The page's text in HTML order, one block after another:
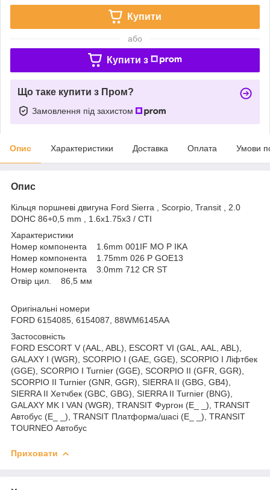
Купити
або
Купити з
Що таке купити з Пром?
Замовлення під захистом
Опис Характеристики Доставка Оплата Умови
Опис
Кільця поршневі двигуна Ford Sierra , Scorpio, Transit , 2.0
DOHC 86+0,5 mm , 1.6х1.75х3 / CTI
Характеристики
Номер компонента 1.6mm 001IF MO P IKA
Номер компонента 1.75mm 026 P GOE13
Номер компонента 3.0mm 712 CR ST
Отвір цил. 86,5 мм
Оригінальні номери
FORD 6154085, 6154087, 88WM6145AA
Застосовність
FORD ESCORT V (AAL, ABL), ESCORT VI (GAL, AAL, ABL),
GALAXY I (WGR), SCORPIO I (GAE, GGE), SCORPIO I Ліфтбек
(GGE), SCORPIO I Turnier (GGE), SCORPIO II (GFR, GGR),
SCORPIO II Turnier (GNR, GGR), SIERRA II (GBG, GB4),
SIERRA II Хетчбек (GBC, GBG), SIERRA II Turnier (BNG),
GALAXY MK I VAN (WGR), TRANSIT Фургон (E_ _), TRANSIT
Автобус (E_ _), TRANSIT Платформа/шасі (E_ _), TRANSIT
TOURNEO Автобус
Приховати